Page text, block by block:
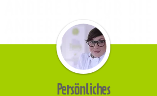
Persönliches